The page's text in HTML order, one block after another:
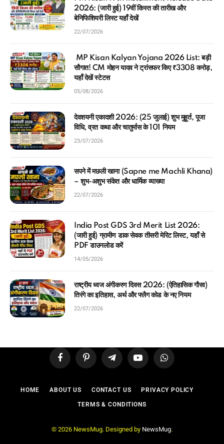
2026: (जारी हुई) 19वीं किस्त की तारीख और
बेनिफिशियरी लिस्ट यहाँ देखें
22/07/2026
MP Kisan Kalyan Yojana 2026 List: बड़ी
सौगात! CM मोहन यादव ने ट्रांसफर किए ₹3308 करोड़,
यहाँ देखें स्टेटस
05/08/2026
देवशयनी एकादशी 2026: (25 जुलाई) शुभ मुहूर्त, पूजा
विधि, व्रत कथा और चातुर्मास के 101 नियम
23/07/2026
सपने में मछली खाना (Sapne me Machli Khana)
– शुभ-अशुभ संकेत और धार्मिक व्याख्या
22/07/2026
India Post GDS 3rd Merit List 2026:
(जारी हुई) ग्रामीण डाक सेवक तीसरी मेरिट लिस्ट, यहाँ से
PDF डाउनलोड करें
14/05/2026
राष्ट्रीय ध्वज अंगीकरण दिवस 2026: (ऐतिहासिक गौरव)
तिरंगे का इतिहास, अर्थ और फ्लैग कोड के नए नियम
22/07/2026
FacebookPinterestTelegramYouTubeWhatsApp
HOME ABOUT US CONTACT US PRIVACY POLICY
TERMS & CONDITIONS
© 2026 NewsMug. Designed by NewsMug